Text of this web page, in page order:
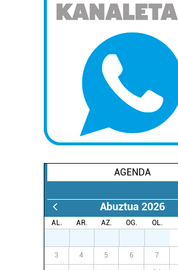
AGENDA
Abuztua 2026
AL. AR. AZ. OG. OL.
3 4 5 6 7